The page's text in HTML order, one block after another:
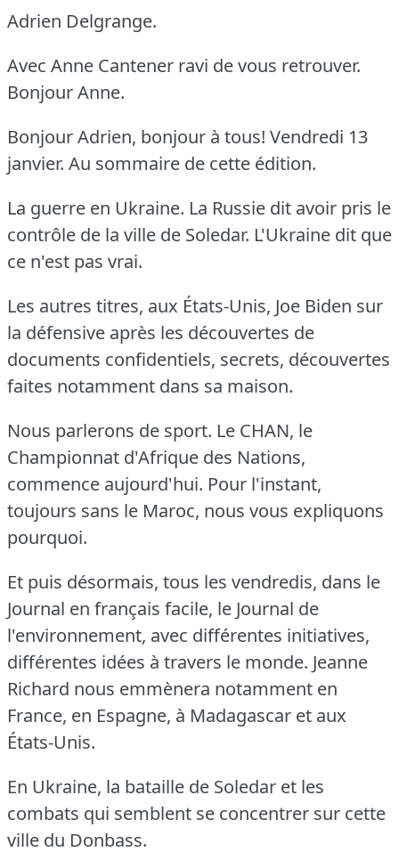
Adrien Delgrange.
Avec Anne Cantener ravi de vous retrouver.
Bonjour Anne.
Bonjour Adrien, bonjour à tous! Vendredi 13
janvier. Au sommaire de cette édition.
La guerre en Ukraine. La Russie dit avoir pris le
contrôle de la ville de Soledar. L'Ukraine dit que
ce n'est pas vrai.
Les autres titres, aux États-Unis, Joe Biden sur
la défensive après les découvertes de
documents confidentiels, secrets, découvertes
faites notamment dans sa maison.
Nous parlerons de sport. Le CHAN, le
Championnat d'Afrique des Nations,
commence aujourd'hui. Pour l'instant,
toujours sans le Maroc, nous vous expliquons
pourquoi.
Et puis désormais, tous les vendredis, dans le
Journal en français facile, le Journal de
l'environnement, avec différentes initiatives,
différentes idées à travers le monde. Jeanne
Richard nous emmènera notamment en
France, en Espagne, à Madagascar et aux
États-Unis.
En Ukraine, la bataille de Soledar et les
combats qui semblent se concentrer sur cette
ville du Donbass.